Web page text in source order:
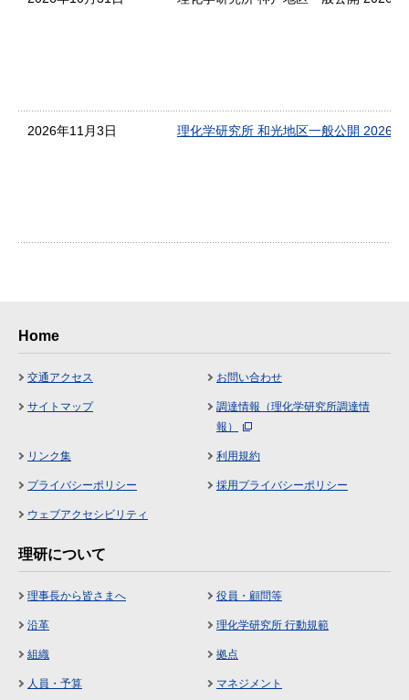
2026年11月3日 理化学研究所 和光地区一般公開 2026
Home
交通アクセス お問い合わせ
サイトマップ
調達情報（理化学研究所調達情
報）
リンク集 利用規約
プライバシーポリシー 採用プライバシーポリシー
ウェブアクセシビリティ
理研について
理事長から皆さまへ 役員・顧問等
沿革 理化学研究所 行動規範
組織 拠点
人員・予算 マネジメント